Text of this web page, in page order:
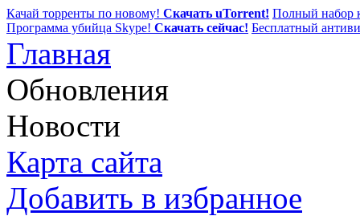
Качай торренты по новому! Скачать uTorrent! Полный набор
Программа убийца Skype! Скачать сейчас! Бесплатный
Главная
Обновления
Новости
Карта сайта
Добавить в избранное